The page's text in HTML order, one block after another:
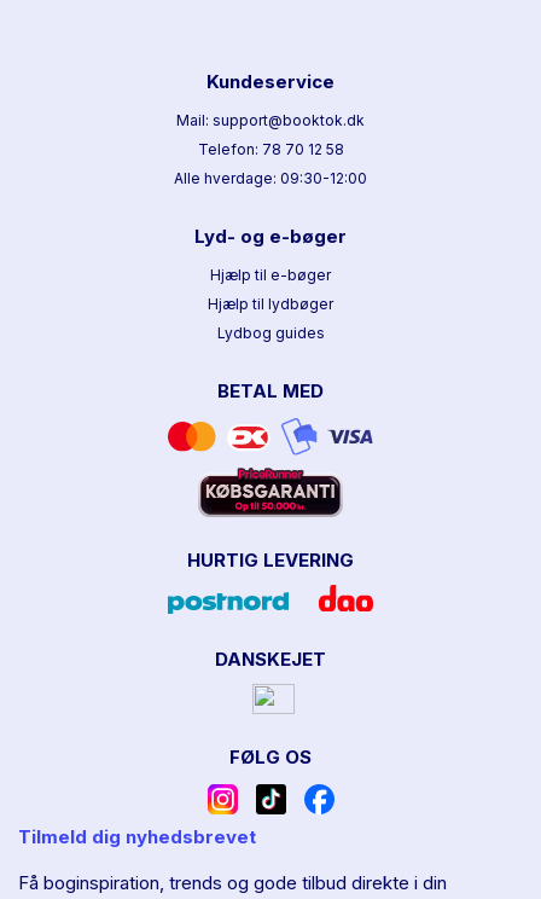
Kundeservice
Mail: support@booktok.dk
Telefon: 78 70 12 58
Alle hverdage: 09:30-12:00
Lyd- og e-bøger
Hjælp til e-bøger
Hjælp til lydbøger
Lydbog guides
BETAL MED
HURTIG LEVERING
DANSKEJET
FØLG OS
Tilmeld dig nyhedsbrevet
Få boginspiration, trends og gode tilbud direkte i din